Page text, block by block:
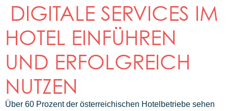
DIGITALE SERVICES IM
HOTEL EINFÜHREN
UND ERFOLGREICH
NUTZEN
Über 60 Prozent der österreichischen Hotelbetriebe sehen